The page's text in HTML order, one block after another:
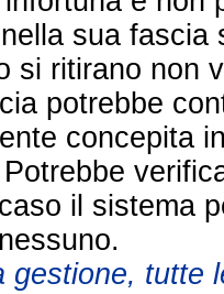
sua
si ritirano non
potrebbe
concepita
il sistema
gestione, tutte